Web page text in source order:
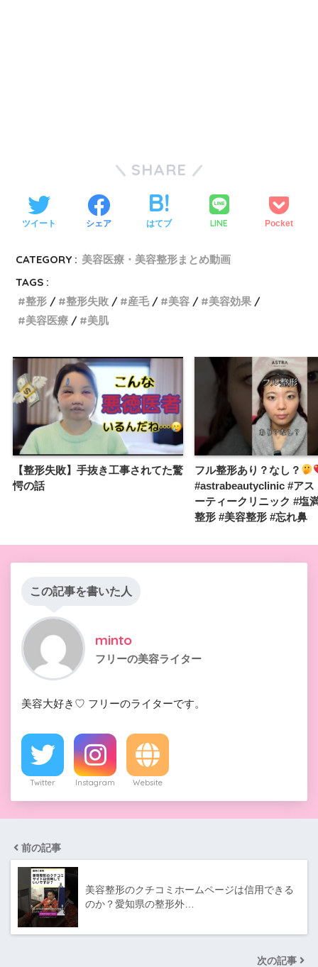
SHARE
ツイート シェア はてブ LINE Pocket
CATEGORY : 美容医療・美容整形まとめ動画
TAGS :
整形
整形失敗 産毛 美容
美容効果
美容医療
美肌
【整形失敗】手抜き工事されてた驚
愕の話
フル整形あり？なし？
#astrabeautyclinic #アス
ーティークリニック #塩
整形 #美容整形 #忘れ鼻
この記事を書いた人
minto
フリーの美容ライター
美容大好き♡ フリーのライターです。
Twitter Instagram Website
前の記事
美容整形のクチコミホームページは信用できる
のか？愛知県の整形外…
次の記事